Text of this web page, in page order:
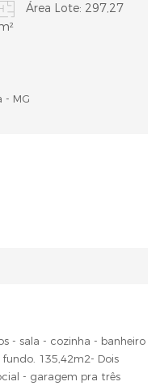
Área Lote: 297,27
- MG
- sala - cozinha - banheiro
135,42m2- Dois
- garagem pra três